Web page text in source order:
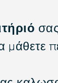
μάθετε